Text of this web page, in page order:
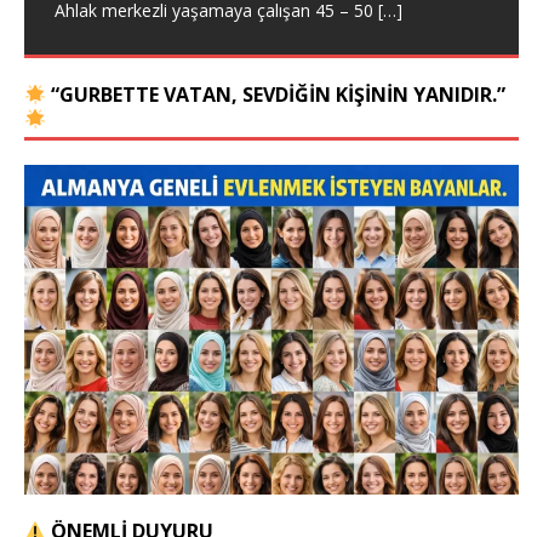
Ahlak merkezli yaşamaya çalışan 45 – 50 […]
“GURBETTE VATAN, SEVDIĞIN KIŞININ YANIDIR.”
ÖNEMLİ DUYURU